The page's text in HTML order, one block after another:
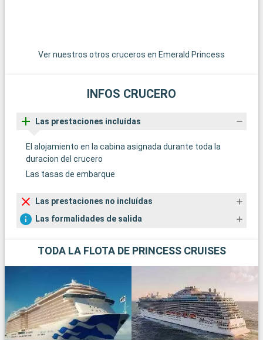
Ver nuestros otros cruceros en Emerald Princess
INFOS CRUCERO
Las prestaciones incluídas
El alojamiento en la cabina asignada durante toda la
duracion del crucero
Las tasas de embarque
Las prestaciones no incluídas
Las formalidades de salida
TODA LA FLOTA DE PRINCESS CRUISES